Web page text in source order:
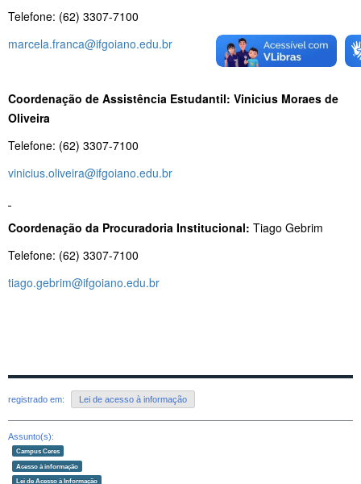
Telefone: (62) 3307-7100
marcela.franca@ifgoiano.edu.br
Coordenação de Assistência Estudantil: Vinicius Moraes de
Oliveira
Telefone: (62) 3307-7100
vinicius.oliveira@ifgoiano.edu.br
Coordenação da Procuradoria Institucional: Tiago Gebrim
Telefone: (62) 3307-7100
tiago.gebrim@ifgoiano.edu.br
registrado em: Lei de acesso à informação
Assunto(s):
Campus Ceres
Acesso à informação
Lei de Acesso à Informação